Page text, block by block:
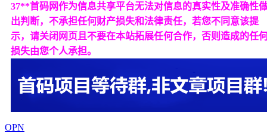
37**首码网作为信息共享平台无法对信息的真实性及准确性
出判断，不承担任何财产损失和法律责任，若您不同意该提
示，请关闭网页且不要在本站拓展任何合作，否则造成的任
损失由您个人承担。
OPN